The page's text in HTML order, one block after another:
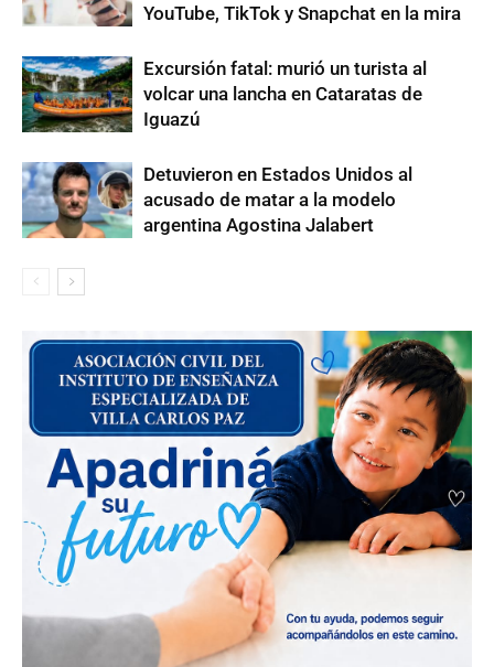
YouTube, TikTok y Snapchat en la mira
Excursión fatal: murió un turista al
volcar una lancha en Cataratas de
Iguazú
Detuvieron en Estados Unidos al
acusado de matar a la modelo
argentina Agostina Jalabert